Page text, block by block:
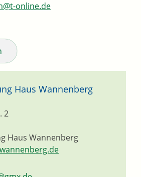
online.de
Haus Wannenberg
Haus Wannenberg
2